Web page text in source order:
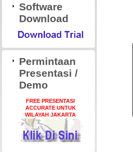
Software
Download
Permintaan
Presentasi /
Demo
FREE PRESENTASI
ACCURATE UNTUK
WILAYAH JAKARTA